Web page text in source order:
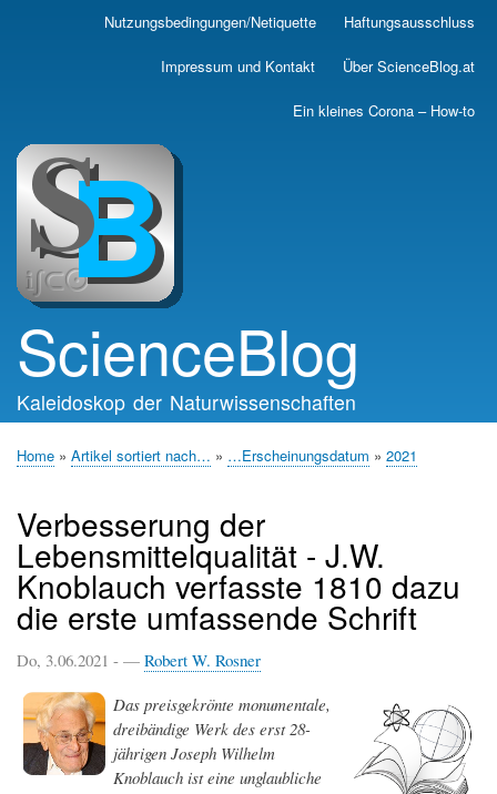
Skip
main
Nutzungsbedingungen/Netiquette Haftungsausschluss
Impressum und Kontakt Über ScienceBlog.at
Ein kleines Corona – How-to
ScienceBlog
Kaleidoskop der Naturwissenschaften
Home Artikel sortiert nach… …Erscheinungsdatum 2021
Verbesserung der
Lebensmittelqualität - J.W.
Knoblauch verfasste 1810 dazu
die erste umfassende Schrift
Do, 3.06.2021 - — Robert W. Rosner
Das preisgekrönte monumentale,
dreibändige Werk des erst 28-
jährigen Joseph Wilhelm
Knoblauch ist eine unglaubliche